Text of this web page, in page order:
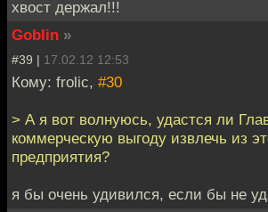
хвост держал!!!
Goblin »
#39 | 17.02.12 12:53
Кому: frolic, #30
> А я вот волнуюсь, удастся ли
коммерческую выгоду извлечь из
предприятия?
я бы очень удивился, если бы не